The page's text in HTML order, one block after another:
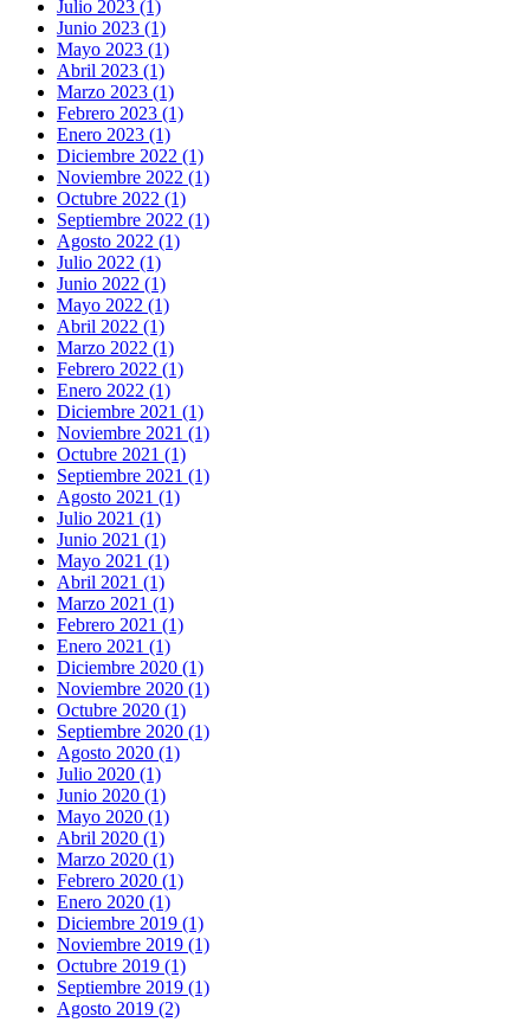
Julio 2023 (1)
Junio 2023 (1)
Mayo 2023 (1)
Abril 2023 (1)
Marzo 2023 (1)
Febrero 2023 (1)
Enero 2023 (1)
Diciembre 2022 (1)
Noviembre 2022 (1)
Octubre 2022 (1)
Septiembre 2022 (1)
Agosto 2022 (1)
Julio 2022 (1)
Junio 2022 (1)
Mayo 2022 (1)
Abril 2022 (1)
Marzo 2022 (1)
Febrero 2022 (1)
Enero 2022 (1)
Diciembre 2021 (1)
Noviembre 2021 (1)
Octubre 2021 (1)
Septiembre 2021 (1)
Agosto 2021 (1)
Julio 2021 (1)
Junio 2021 (1)
Mayo 2021 (1)
Abril 2021 (1)
Marzo 2021 (1)
Febrero 2021 (1)
Enero 2021 (1)
Diciembre 2020 (1)
Noviembre 2020 (1)
Octubre 2020 (1)
Septiembre 2020 (1)
Agosto 2020 (1)
Julio 2020 (1)
Junio 2020 (1)
Mayo 2020 (1)
Abril 2020 (1)
Marzo 2020 (1)
Febrero 2020 (1)
Enero 2020 (1)
Diciembre 2019 (1)
Noviembre 2019 (1)
Octubre 2019 (1)
Septiembre 2019 (1)
Agosto 2019 (2)